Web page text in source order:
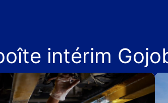
intérim